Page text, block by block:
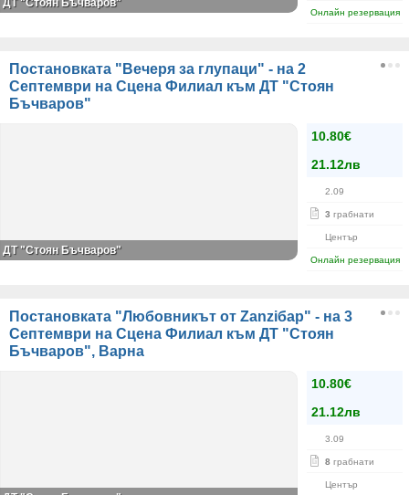
Онлайн резервация
ДТ "Стоян Бъчваров"
Постановката "Вечеря за глупаци" - на 2
Септември на Сцена Филиал към ДТ "Стоян
Бъчваров"
10.80€
21.12лв
2.09
3 грабнати
Център
Онлайн резервация
ДТ "Стоян Бъчваров"
Постановката "Любовникът от Zanziбар" - на 3
Септември на Сцена Филиал към ДТ "Стоян
Бъчваров", Варна
10.80€
21.12лв
3.09
8 грабнати
Център